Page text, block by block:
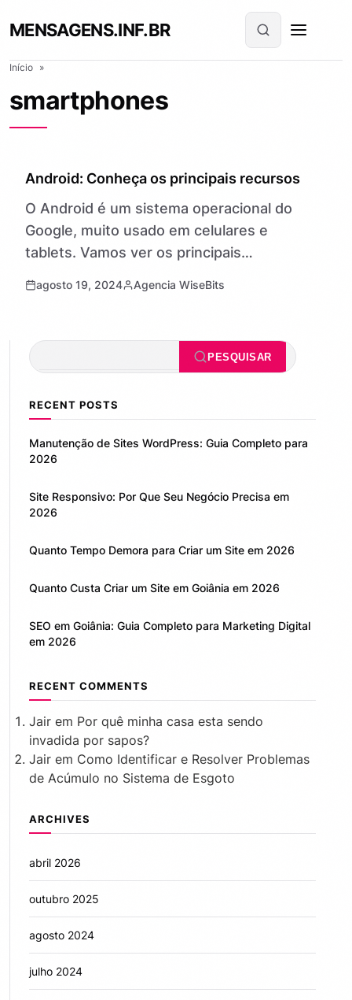
MENSAGENS.INF.BR
Início »
smartphones
NOTÍCIAS
Android: Conheça os principais recursos
O Android é um sistema operacional do
Google, muito usado em celulares e
tablets. Vamos ver os principais
operacional tão utilizado em
agosto 19, 2024 Agencia WiseBits
Pesquisar PESQUISAR
RECENT POSTS
Manutenção de Sites WordPress: Guia Completo para
2026
Site Responsivo: Por Que Seu Negócio Precisa em
2026
Quanto Tempo Demora para Criar um Site em 2026
Quanto Custa Criar um Site em Goiânia em 2026
SEO em Goiânia: Guia Completo para Marketing Digital
em 2026
RECENT COMMENTS
Jair em Por quê minha casa esta sendo
invadida por sapos?
Jair em Como Identificar e Resolver Problemas
de Acúmulo no Sistema de Esgoto
ARCHIVES
abril 2026
outubro 2025
agosto 2024
julho 2024